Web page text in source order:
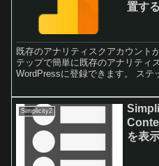
置す
既存のアナリティスクアカウント
テップで簡単に既存のアナリティ
WordPressに登録できます。 ステ
「ウェブサイトのURL」を入力し
ーン」を選択して「トラッキング
テップ3:トラッキングIDまたはト
テップ4:取得したトラッキングID
Simplicity2
を表